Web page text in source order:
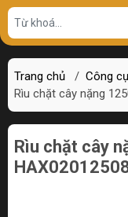
Trang chủ / Công
Rìu chặt cây nặng
Giá bán
Rìu chặt cây